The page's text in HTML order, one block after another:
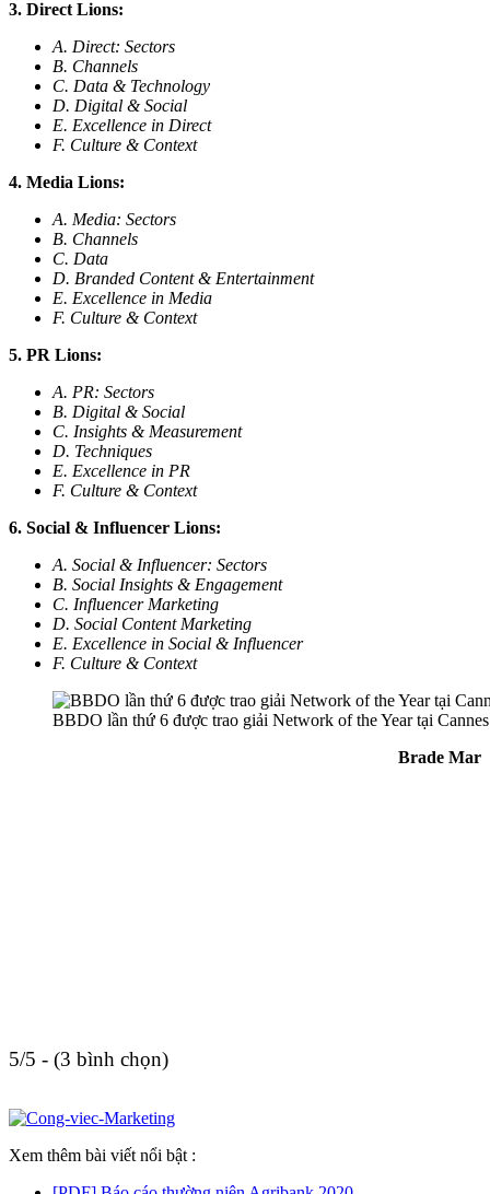
3. Direct Lions:
A. Direct: Sectors
B. Channels
C. Data & Technology
D. Digital & Social
E. Excellence in Direct
F. Culture & Context
4. Media Lions:
A. Media: Sectors
B. Channels
C. Data
D. Branded Content & Entertainment
E. Excellence in Media
F. Culture & Context
5. PR Lions:
A. PR: Sectors
B. Digital & Social
C. Insights & Measurement
D. Techniques
E. Excellence in PR
F. Culture & Context
6. Social & Influencer Lions:
A. Social & Influencer: Sectors
B. Social Insights & Engagement
C. Influencer Marketing
D. Social Content Marketing
E. Excellence in Social & Influencer
F. Culture & Context
BBDO lần thứ 6 được trao giải Network of the Year tại
Brade Mar
5/5 - (3 bình chọn)
Xem thêm bài viết nổi bật :